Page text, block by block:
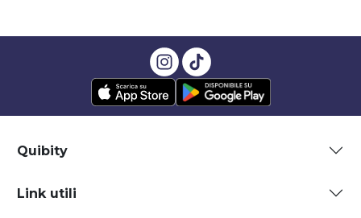
Quibity
Link utili